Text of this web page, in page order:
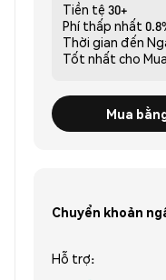
Tiền tệ 30+
Phí thấp nhất
Thời gian đến
Tốt nhất cho
Mua
Chuyển khoản
Hỗ trợ: